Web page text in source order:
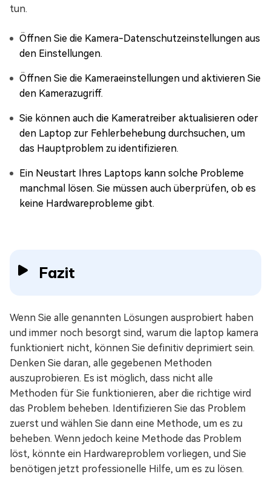
tun.
Öffnen Sie die Kamera-Datenschutzeinstellungen aus
den Einstellungen.
Öffnen Sie die Kameraeinstellungen und aktivieren Sie
den Kamerazugriff.
Sie können auch die Kameratreiber aktualisieren oder
den Laptop zur Fehlerbehebung durchsuchen, um
das Hauptproblem zu identifizieren.
Ein Neustart Ihres Laptops kann solche Probleme
manchmal lösen. Sie müssen auch überprüfen, ob es
keine Hardwareprobleme gibt.
Fazit
Wenn Sie alle genannten Lösungen ausprobiert haben
und immer noch besorgt sind, warum die laptop kamera
funktioniert nicht, können Sie definitiv deprimiert sein.
Denken Sie daran, alle gegebenen Methoden
auszuprobieren. Es ist möglich, dass nicht alle
Methoden für Sie funktionieren, aber die richtige wird
das Problem beheben. Identifizieren Sie das Problem
zuerst und wählen Sie dann eine Methode, um es zu
beheben. Wenn jedoch keine Methode das Problem
löst, könnte ein Hardwareproblem vorliegen, und Sie
benötigen jetzt professionelle Hilfe, um es zu lösen.